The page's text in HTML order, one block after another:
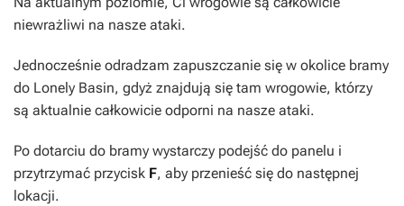
niewrażliwi na nasze ataki.
Jednocześnie odradzam zapuszczanie się w okolice bramy
do Lonely Basin, gdyż znajdują się tam wrogowie, którzy
są aktualnie całkowicie odporni na nasze ataki.
Po dotarciu do bramy wystarczy podejść do panelu i
przytrzymać przycisk F, aby przenieść się do następnej
lokacji.